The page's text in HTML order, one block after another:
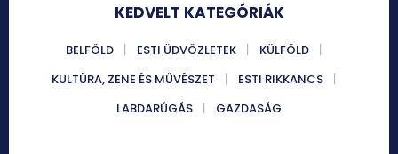
KEDVELT KATEGÓRIÁK
BELFÖLD ESTI ÜDVÖZLETEK
KÜLFÖLD
KULTÚRA, ZENE ÉS MŰVÉSZET
ESTI RIKKANCS
LABDARÚGÁS
GAZDASÁG